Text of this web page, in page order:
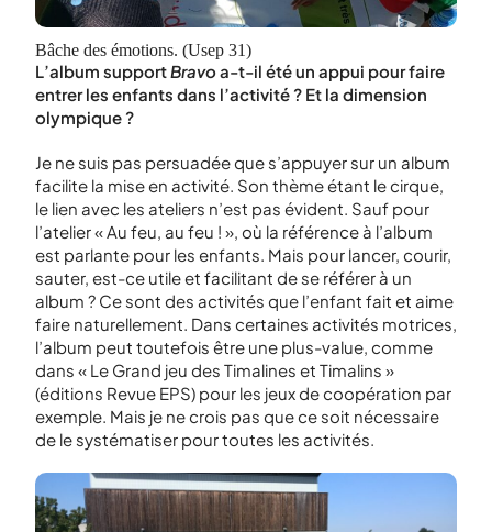
Bâche des émotions. (Usep 31)
L’album supportBravoa-t-il été un appui pour faire
entrer les enfants dans l’activité ? Et la dimension
olympique ?
Je ne suis pas persuadée que s’appuyer sur un album
facilite la mise en activité. Son thème étant le cirque,
le lien avec les ateliers n’est pas évident. Sauf pour
l’atelier « Au feu, au feu ! », où la référence à l’album
est parlante pour les enfants. Mais pour lancer, courir,
sauter, est-ce utile et facilitant de se référer à un
album ? Ce sont des activités que l’enfant fait et aime
faire naturellement. Dans certaines activités motrices,
l’album peut toutefois être une plus-value, comme
dans « Le Grand jeu des Timalines et Timalins »
(éditions Revue EPS) pour les jeux de coopération par
exemple. Mais je ne crois pas que ce soit nécessaire
de le systématiser pour toutes les activités.